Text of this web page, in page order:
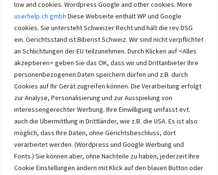
low and cookies. Wordpress Google and other cookies. More
userhelp.ch gmbh Diese Webseite enthält WP und Google
cookies. Sie untersteht Schweizer Recht und hält die rev DSG
ein. Gerichtsstand ist Biberist Schweiz. Wir sind nicht verpflichtet
an Schlichtungen der EU teilzunehmen. Durch Klicken auf <Alles
akzeptieren> geben Sie das OK, dass wir und Drittanbieter Ihre
personenbezogenen Daten speichern dürfen und z.B. durch
Cookies auf Ihr Gerät zugreifen können. Die Verarbeitung erfolgt
zur Analyse, Personalisierung und zur Ausspielung von
interessengerechter Werbung. Ihre Einwilligung umfasst evt.
auch die Übermittlung in Drittländer, wie z.B. die USA. Es ist also
möglich, dass Ihre Daten, ohne Gerichtsbeschluss, dort
verarbeitet werden. (Wordpress und Google Werbung und
Fonts.) Sie können aber, ohne Nachteile zu haben, jederzeit Ihre
Cookie Einstellungen ändern mit Klick auf den blauen Button oder
Wanderurlaub Schweiz
Wandern-
Jura.chermöglichen Ihnen Ihren preiswerten Urlaub in der Schweiz
selber zu planen. Das teure bei Schweizer Urlaub sind nämlich die
Guides und die Hotels in den grossen Städten.Wanderunterkünfte
im Juraund in den Alpen sind preiswerter!